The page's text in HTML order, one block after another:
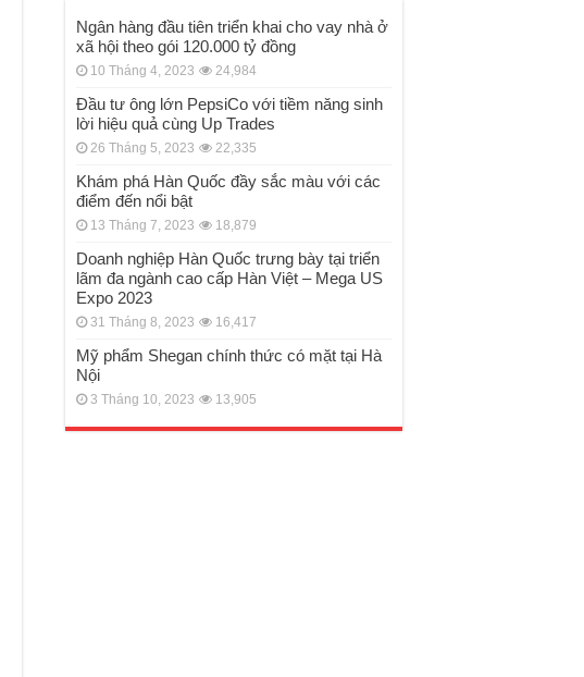
Ngân hàng đầu tiên triển khai cho vay nhà ở
xã hội theo gói 120.000 tỷ đồng
10 Tháng 4, 2023 24,984
Đầu tư ông lớn PepsiCo với tiềm năng sinh
lời hiệu quả cùng Up Trades
26 Tháng 5, 2023 22,335
Khám phá Hàn Quốc đầy sắc màu với các
điểm đến nổi bật
13 Tháng 7, 2023 18,879
Doanh nghiệp Hàn Quốc trưng bày tại triển
lãm đa ngành cao cấp Hàn Việt – Mega US
Expo 2023
31 Tháng 8, 2023 16,417
Mỹ phẩm Shegan chính thức có mặt tại Hà
Nội
3 Tháng 10, 2023 13,905